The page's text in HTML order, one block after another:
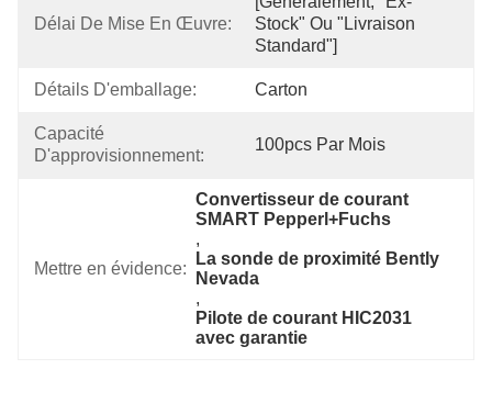
Délai De Mise En Œuvre:
Stock" Ou "livraison
Standard"]
Détails D'emballage: Carton
Capacité
D'approvisionnement:
100pcs Par Mois
Mettre en évidence:
Convertisseur de courant
SMART Pepperl+Fuchs
,
La sonde de proximité Bently
Nevada
,
Pilote de courant HIC2031
avec garantie